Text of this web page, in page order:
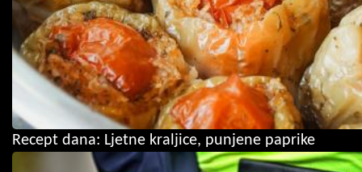
Recept dana: Ljetne kraljice, punjene paprike